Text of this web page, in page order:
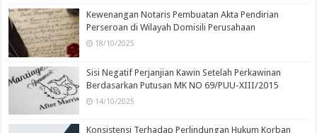
Kewenangan Notaris Pembuatan Akta Pendirian
Perseroan di Wilayah Domisili Perusahaan
18/10/2025
Sisi Negatif Perjanjian Kawin Setelah Perkawinan
Berdasarkan Putusan MK NO 69/PUU-XIII/2015
14/10/2025
Konsistensi Terhadap Perlindungan Hukum Korban